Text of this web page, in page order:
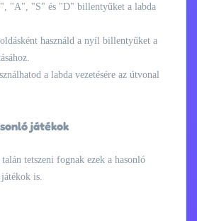
"A", "S" és "D" billentyűket a labda
használd a nyíl billentyűket a
a labda vezetésére az útvonal
játékok
tetszeni fognak ezek a hasonló
is.